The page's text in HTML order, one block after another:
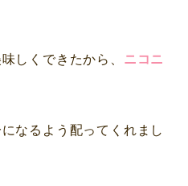
しくできたから、 ニコニ
なるよう配ってくれまし